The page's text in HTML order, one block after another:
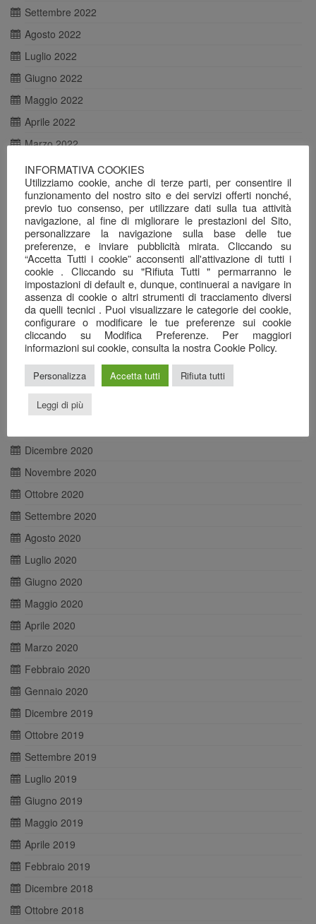
Settembre 2022
Agosto 2022
Luglio 2022
Giugno 2022
Maggio 2022
Aprile 2022
Marzo 2022
Febbraio 2022
Gennaio 2022
Dicembre 2021
Novembre 2021
Ottobre 2021
Agosto 2021
Luglio 2021
Giugno 2021
Maggio 2021
Aprile 2021
Marzo 2021
Febbraio 2021
Dicembre 2020
Novembre 2020
Ottobre 2020
Settembre 2020
Agosto 2020
Luglio 2020
Giugno 2020
Maggio 2020
Aprile 2020
Marzo 2020
Febbraio 2020
Gennaio 2020
Dicembre 2019
Ottobre 2019
Settembre 2019
Luglio 2019
Giugno 2019
Maggio 2019
Aprile 2019
Febbraio 2019
Dicembre 2018
Ottobre 2018
INFORMATIVA COOKIES
Utilizziamo cookie, anche di terze parti, per consentire il
funzionamento del nostro sito e dei servizi offerti nonché,
previo tuo consenso, per utilizzare dati sulla tua attività
navigazione, al fine di migliorare le prestazioni del Sito,
personalizzare la navigazione sulla base delle tue
preferenze, e inviare pubblicità mirata. Cliccando su
“Accetta Tutti i cookie” acconsenti all'attivazione di tutti i
cookie . Cliccando su "Rifiuta Tutti " permarranno le
impostazioni di default e, dunque, continuerai a navigare in
assenza di cookie o altri strumenti di tracciamento diversi
da quelli tecnici . Puoi visualizzare le categorie dei cookie,
configurare o modificare le tue preferenze sui cookie
cliccando su Modifica Preferenze. Per maggiori
informazioni sui cookie, consulta la nostra Cookie Policy.
Personalizza Accetta tutti Rifiuta tutti
Leggi di più